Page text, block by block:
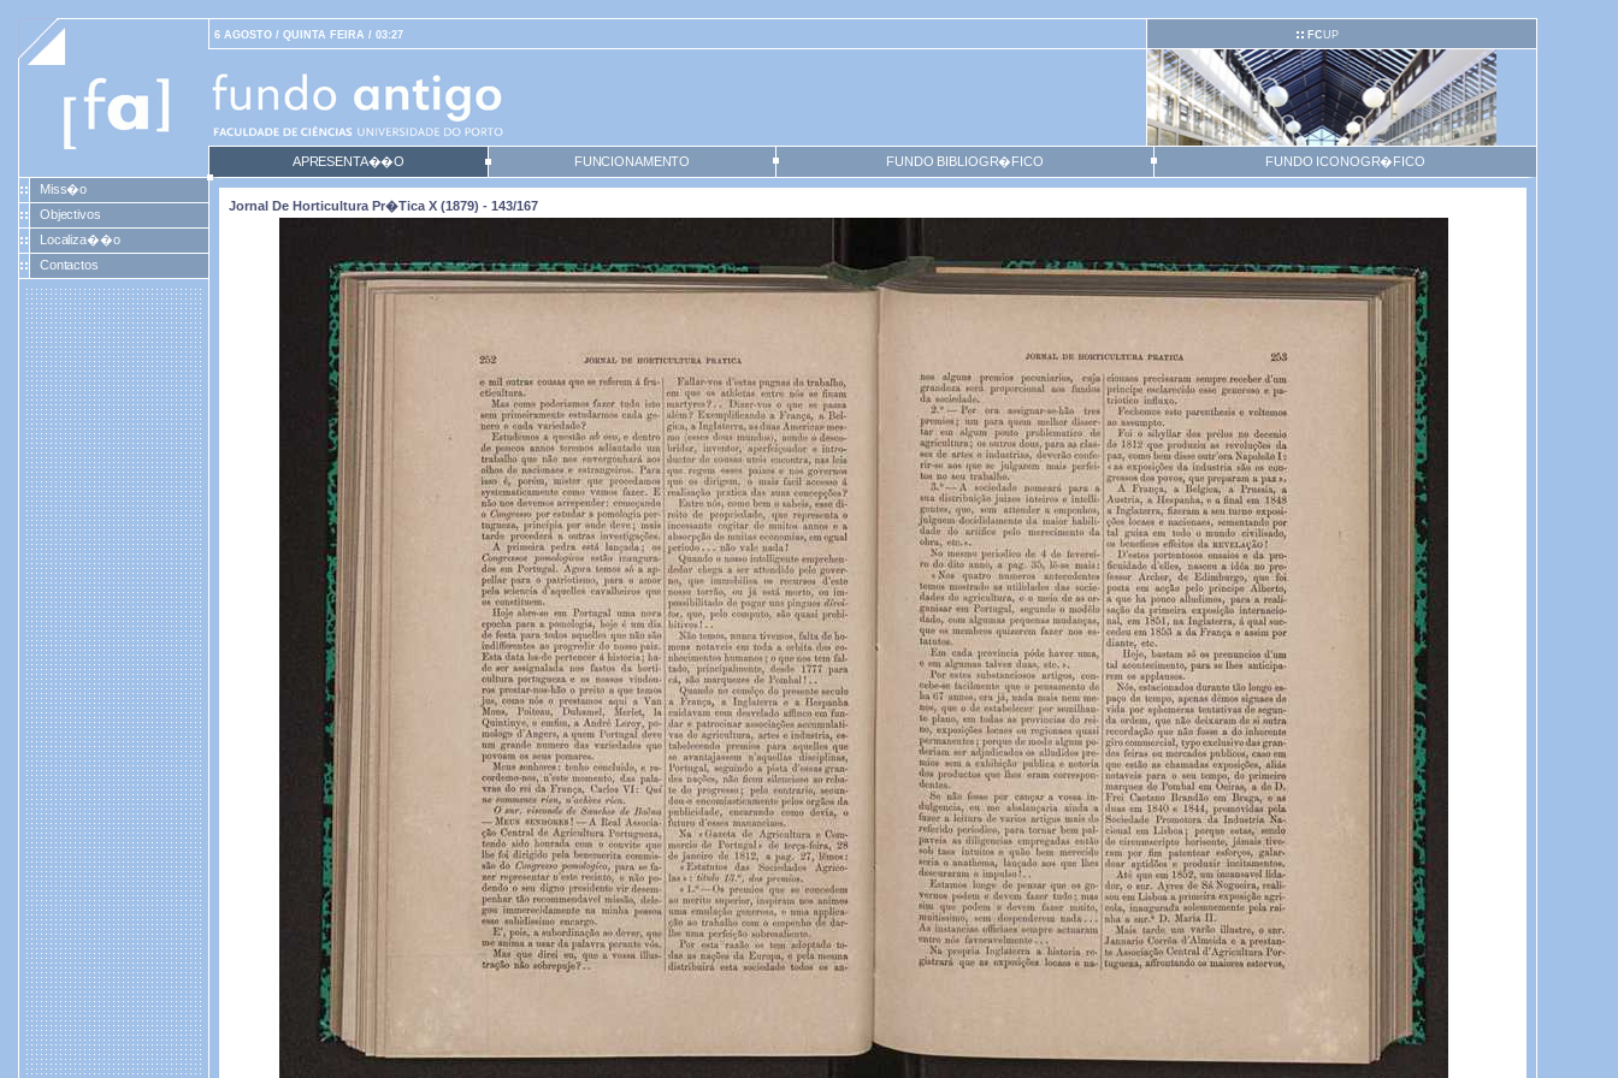
6 AGOSTO / QUINTA FEIRA / 03:27 FCUP
APRESENTA��O FUNCIONAMENTO FUNDO BIBLIOGR�FICO
FUNDO ICONOGR�FICO
Miss�o
Objectivos
Localiza��o
Contactos
Jornal De Horticultura Pr�tica X (1879) - 143/167